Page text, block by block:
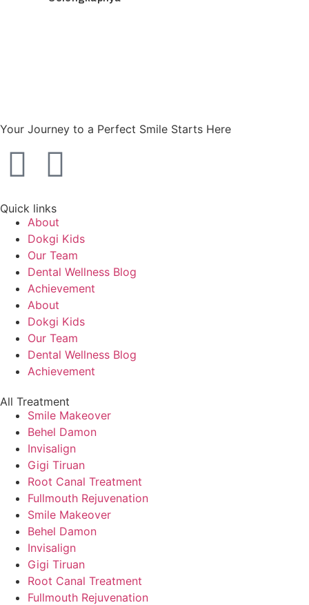
Your Journey to a Perfect Smile Starts Here
Quick links
About
Dokgi Kids
Our Team
Dental Wellness Blog
Achievement
About
Dokgi Kids
Our Team
Dental Wellness Blog
Achievement
All Treatment
Smile Makeover
Behel Damon
Invisalign
Gigi Tiruan
Root Canal Treatment
Fullmouth Rejuvenation
Smile Makeover
Behel Damon
Invisalign
Gigi Tiruan
Root Canal Treatment
Fullmouth Rejuvenation